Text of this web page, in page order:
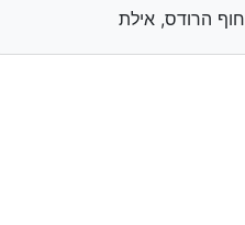
חוף הרודס, אילת